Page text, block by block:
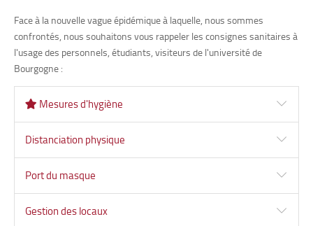
Face à la nouvelle vague épidémique à laquelle, nous sommes
confrontés, nous souhaitons vous rappeler les consignes sanitaires à
l'usage des personnels, étudiants, visiteurs de l'université de
Bourgogne :
Mesures d'hygiène
Distanciation physique
Port du masque
Gestion des locaux